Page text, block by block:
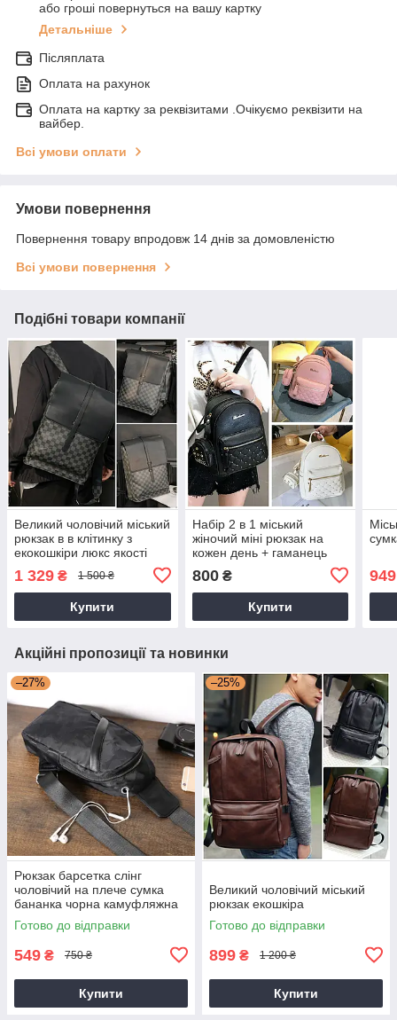
або гроші повернуться на вашу картку
Детальніше
Післяплата
Оплата на рахунок
Оплата на картку за реквізитами .Очікуємо реквізити на
вайбер.
Всі умови оплати
Умови повернення
Повернення товару впродовж 14 днів за домовленістю
Всі умови повернення
Подібні товари компанії
Великий чоловічий міський
рюкзак в в клітинку з
екокошкіри люкс якості
1 329 ₴ 1 500 ₴
Купити
Набір 2 в 1 міський
жіночий міні рюкзак на
кожен день + гаманець
800₴
Купити
949
Акційні пропозиції та новинки
–27%
Рюкзак барсетка слінг
чоловічий на плече сумка
бананка чорна камуфляжна
на груди
Готово до відправки
549 ₴ 750 ₴
Купити
–25%
Великий чоловічий міський
рюкзак екошкіра
Готово до відправки
899 ₴ 1 200 ₴
Купити